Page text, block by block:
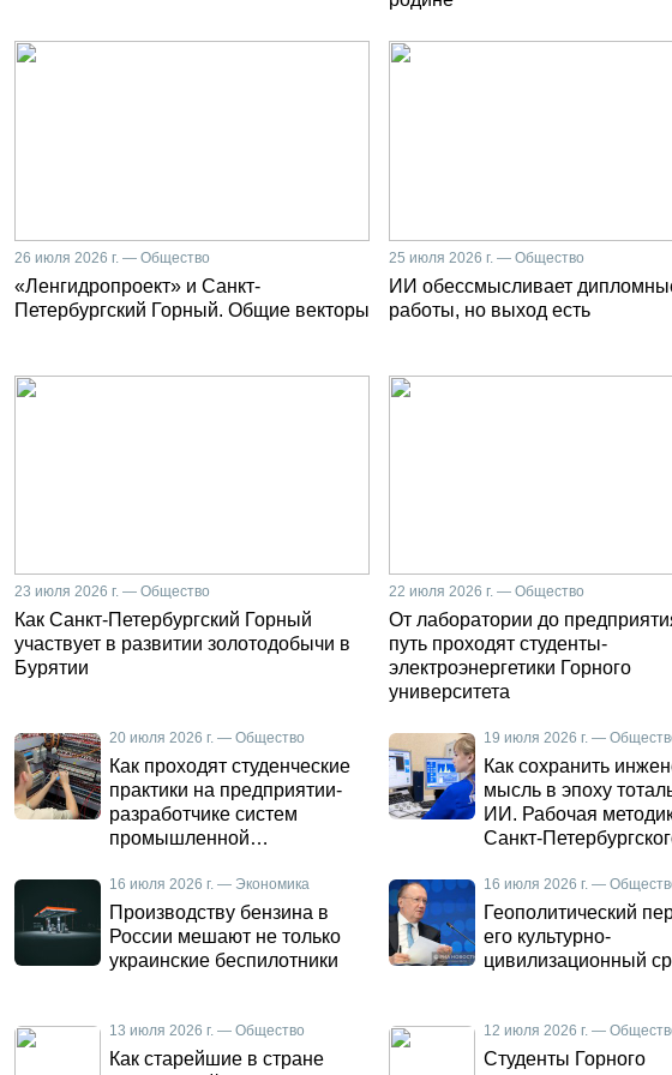
26 июля 2026 г. — Общество
«Ленгидропроект» и Санкт-
Петербургский Горный. Общие векторы
25 июля 2026 г. — Общество
ИИ обессмысливает
работы, но выход есть
23 июля 2026 г. — Общество
Как Санкт-Петербургский Горный
участвует в развитии золотодобычи в
Бурятии
22 июля 2026 г. — Общество
От лаборатории до
путь проходят студенты-
электроэнергетики Горного
университета
20 июля 2026 г. — Общество
Как проходят студенческие
практики на предприятии-
разработчике систем
промышленной
19 июля 2026 г. —
Как сохранить
мысль в эпоху
ИИ. Рабочая
Санкт-
16 июля 2026 г. — Экономика
Производству бензина в
России мешают не только
украинские беспилотники
16 июля 2026 г. —
Геополитический
его культурно-
цивилизационный
13 июля 2026 г. — Общество
Как старейшие в стране
12 июля 2026 г. —
Студенты Горного